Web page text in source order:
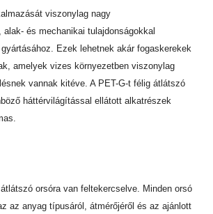
viszonylag nagy
alak- és mechanikai tulajdonságokkal
Ezek lehetnek akár fogaskerekek
amelyek vizes környezetben viszonylag
vannak kitéve. A PET-G-t félig átlátszó
háttérvilágítással ellátott alkatrészek
orsóra van feltekercselve. Minden orsó
az anyag típusáról, átmérőjéről és az ajánlott